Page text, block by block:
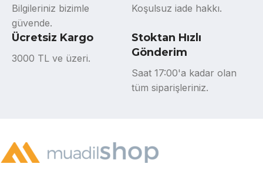
Bilgileriniz bizimle
güvende.
Koşulsuz iade hakkı.
Ücretsiz Kargo
3000 TL ve üzeri.
Stoktan Hızlı
Gönderim
Saat 17:00'a kadar olan
tüm siparişleriniz.